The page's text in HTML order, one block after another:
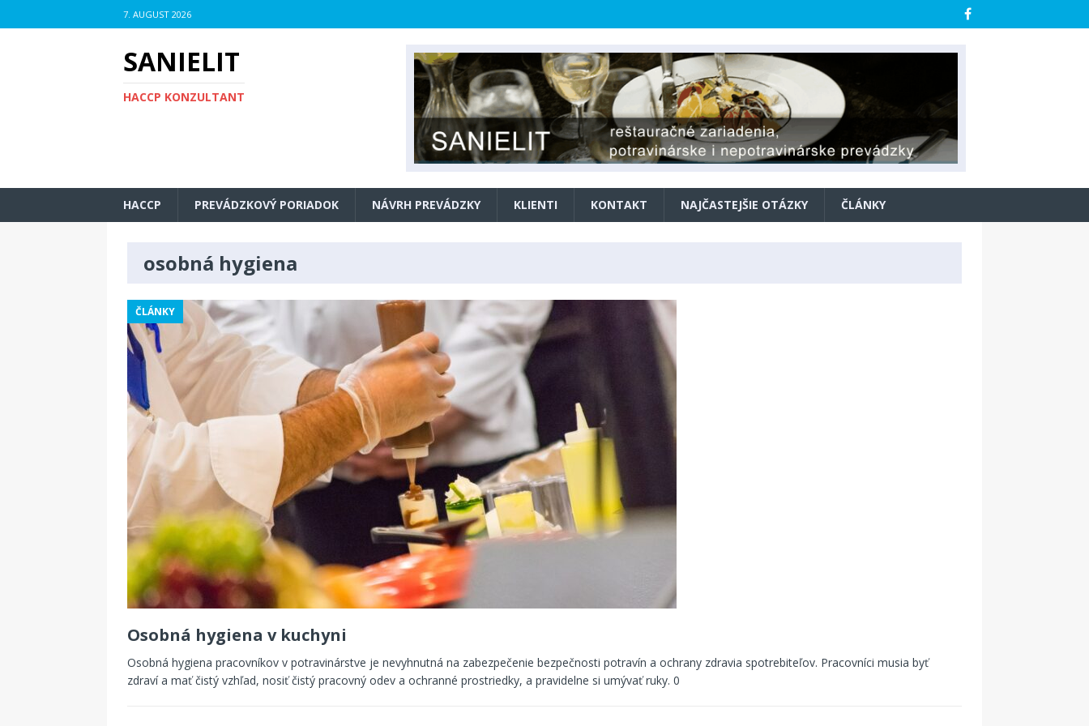
7. AUGUST 2026
SANIELIT
HACCP KONZULTANT
HACCP PREVÁDZKOVÝ PORIADOK NÁVRH PREVÁDZKY KLIENTI KONTAKT NAJČASTEJŠIE OTÁZKY ČLÁNKY
osobná hygiena
ČLÁNKY
Osobná hygiena v kuchyni
Osobná hygiena pracovníkov v potravinárstve je nevyhnutná na zabezpečenie bezpečnosti potravín a ochrany zdravia spotrebiteľov. Pracovníci musia byť
zdraví a mať čistý vzhľad, nosiť čistý pracovný odev a ochranné prostriedky, a pravidelne si umývať ruky. 0